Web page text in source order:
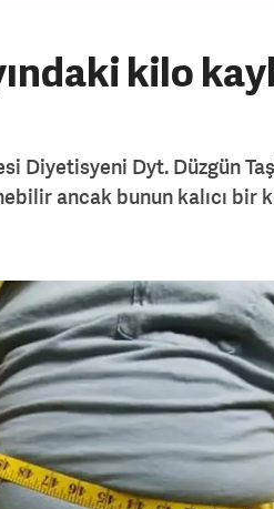
kilo
Diyetisyeni Dyt. Düzgün
ancak bunun kalıcı bir